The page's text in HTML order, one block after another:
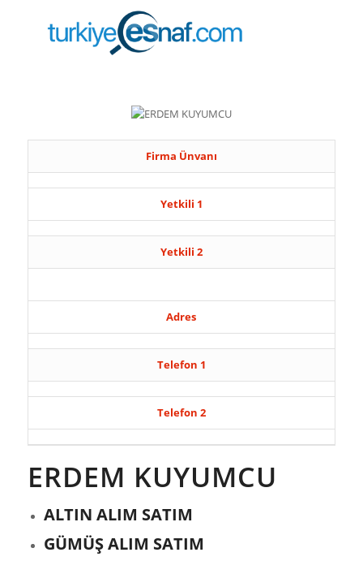
Firma Ünvanı
Yetkili 1
Yetkili 2
Adres
Telefon 1
Telefon 2
ERDEM KUYUMCU
ALTIN ALIM SATIM
GÜMÜŞ ALIM SATIM